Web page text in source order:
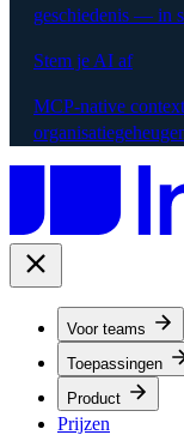
geschiedenis — in
Stem je AI af
MCP-native
Voor teams
Toepassingen
Product
Prijzen